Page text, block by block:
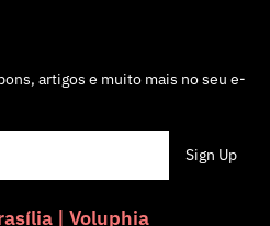
artigos e muito mais no seu e-
| Voluphia